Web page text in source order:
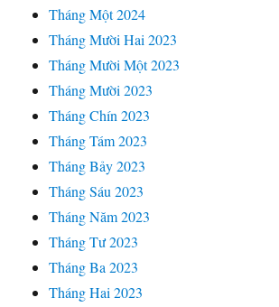
Tháng Một 2024
Tháng Mười Hai 2023
Tháng Mười Một 2023
Tháng Mười 2023
Tháng Chín 2023
Tháng Tám 2023
Tháng Bảy 2023
Tháng Sáu 2023
Tháng Năm 2023
Tháng Tư 2023
Tháng Ba 2023
Tháng Hai 2023